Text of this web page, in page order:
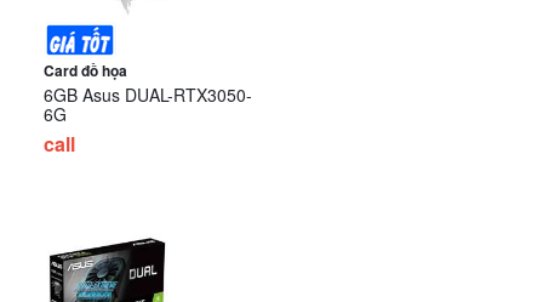
Card đồ họa
6GB Asus DUAL-RTX3050-
6G
call